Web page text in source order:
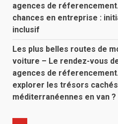
agences de réferencement.
chances en entreprise :
inclusif
Les plus belles routes de
voiture – Le rendez-vous
agences de réferencement.
explorer les trésors
méditerranéennes en van ?